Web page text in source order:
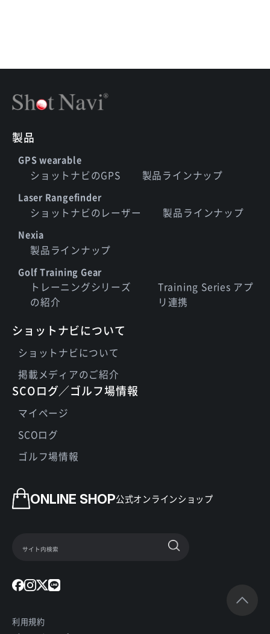
ONLINE SHOP公式オンラインショップ
利用規約
製品
GPS wearable
ショットナビのGPS 製品ラインナップ
Laser Rangefinder
ショットナビのレーザー 製品ラインナップ
Nexia
製品ラインナップ
Golf Training Gear
トレーニングシリーズ
の紹介
Training Series アプ
リ連携
ショットナビについて
ショットナビについて
掲載メディアのご紹介
SCOログ／ゴルフ場情報
マイページ
SCOログ
ゴルフ場情報